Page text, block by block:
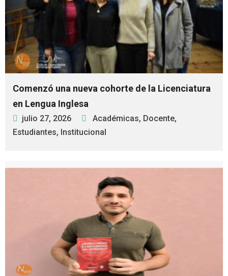
Comenzó una nueva cohorte de la Licenciatura
en Lengua Inglesa
julio 27, 2026 Académicas, Docente,
Estudiantes, Institucional